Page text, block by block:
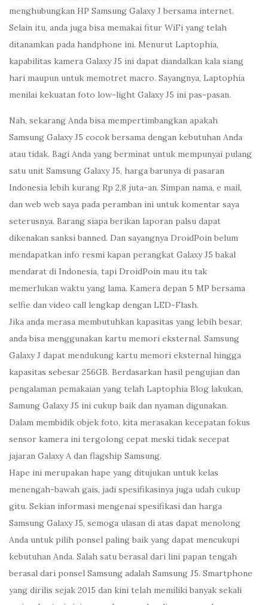
menghubungkan HP Samsung Galaxy J bersama internet.
Selain itu, anda juga bisa memakai fitur WiFi yang telah
ditanamkan pada handphone ini. Menurut Laptophia,
kapabilitas kamera Galaxy J5 ini dapat diandalkan kala siang
hari maupun untuk memotret macro. Sayangnya, Laptophia
menilai kekuatan foto low-light Galaxy J5 ini pas-pasan.
Nah, sekarang Anda bisa mempertimbangkan apakah
Samsung Galaxy J5 cocok bersama dengan kebutuhan Anda
atau tidak. Bagi Anda yang berminat untuk mempunyai pulang
satu unit Samsung Galaxy J5, harga barunya di pasaran
Indonesia lebih kurang Rp 2,8 juta-an. Simpan nama, e mail,
dan web web saya pada peramban ini untuk komentar saya
seterusnya. Barang siapa berikan laporan palsu dapat
dikenakan sanksi banned. Dan sayangnya DroidPoin belum
mendapatkan info resmi kapan perangkat Galaxy J5 bakal
mendarat di Indonesia, tapi DroidPoin mau itu tak
memerlukan waktu yang lama. Kamera depan 5 MP bersama
selfie dan video call lengkap dengan LED-Flash.
Jika anda merasa membutuhkan kapasitas yang lebih besar,
anda bisa menggunakan kartu memori eksternal. Samsung
Galaxy J dapat mendukung kartu memori eksternal hingga
kapasitas sebesar 256GB. Berdasarkan hasil pengujian dan
pengalaman pemakaian yang telah Laptophia Blog lakukan,
Samung Galaxy J5 ini cukup baik dan nyaman digunakan.
Dalam membidik objek foto, kita merasakan kecepatan fokus
sensor kamera ini tergolong cepat meski tidak secepat
jajaran Galaxy A dan flagship Samsung.
Hape ini merupakan hape yang ditujukan untuk kelas
menengah-bawah gais, jadi spesifikasinya juga udah cukup
gitu. Sekian informasi mengenai spesifikasi dan harga
Samsung Galaxy J5, semoga ulasan di atas dapat menolong
Anda untuk pilih ponsel paling baik yang dapat mencukupi
kebutuhan Anda. Salah satu berasal dari lini papan tengah
berasal dari ponsel Samsung adalah Samsung J5. Smartphone
yang dirilis sejak 2015 dan kini telah memiliki banyak sekali